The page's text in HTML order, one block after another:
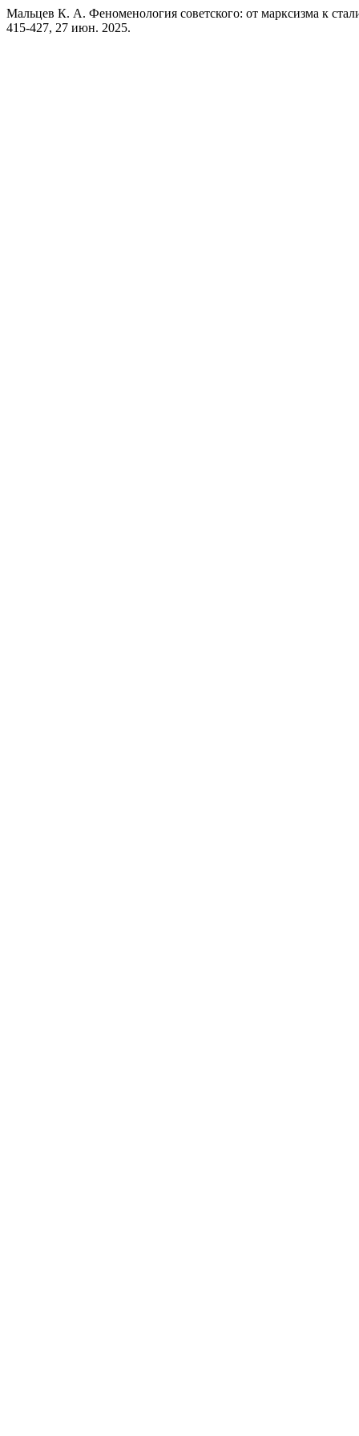
Мальцев К. А. Феноменология советского: от марксизма к
415-427, 27 июн. 2025.